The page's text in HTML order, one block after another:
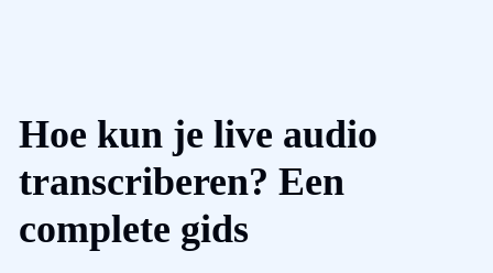
Hoe kun je live audio
transcriberen? Een
complete gids